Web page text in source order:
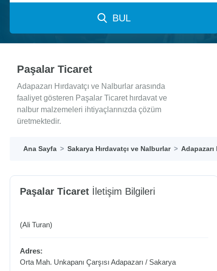
BUL
Paşalar Ticaret
Adapazarı Hırdavatçı ve Nalburlar arasında
faaliyet gösteren Paşalar Ticaret hırdavat ve
nalbur malzemeleri ihtiyaçlarınızda çözüm
üretmektedir.
Ana Sayfa Sakarya Hırdavatçı ve Nalburlar Adapazarı
Paşalar Ticaret İletişim Bilgileri
(Ali Turan)
Adres:
Orta Mah. Unkapanı Çarşısı Adapazarı / Sakarya